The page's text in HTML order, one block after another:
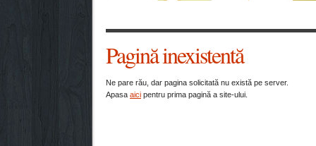
Pagină inexistentă
Ne pare rău, dar pagina solicitată nu există pe server.
Apasa aici pentru prima pagină a site-ului.